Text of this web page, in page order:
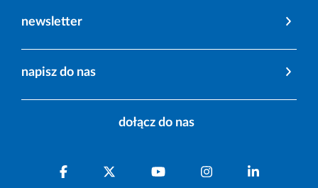
newsletter
napisz do nas
dołącz do nas